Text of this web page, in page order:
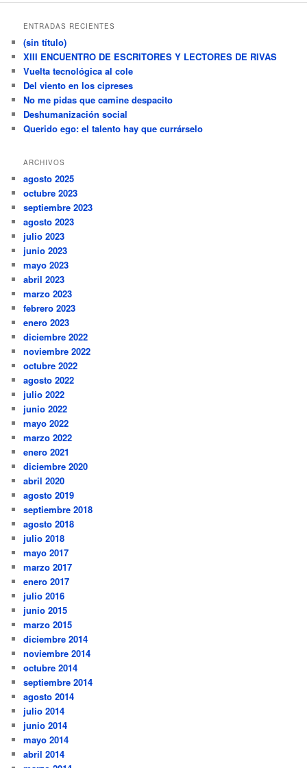
ENTRADAS RECIENTES
(sin título)
XIII ENCUENTRO DE ESCRITORES Y LECTORES DE RIVAS
Vuelta tecnológica al cole
Del viento en los cipreses
No me pidas que camine despacito
Deshumanización social
Querido ego: el talento hay que currárselo
ARCHIVOS
agosto 2025
octubre 2023
septiembre 2023
agosto 2023
julio 2023
junio 2023
mayo 2023
abril 2023
marzo 2023
febrero 2023
enero 2023
diciembre 2022
noviembre 2022
octubre 2022
agosto 2022
julio 2022
junio 2022
mayo 2022
marzo 2022
enero 2021
diciembre 2020
abril 2020
agosto 2019
septiembre 2018
agosto 2018
julio 2018
mayo 2017
marzo 2017
enero 2017
julio 2016
junio 2015
marzo 2015
diciembre 2014
noviembre 2014
octubre 2014
septiembre 2014
agosto 2014
julio 2014
junio 2014
mayo 2014
abril 2014